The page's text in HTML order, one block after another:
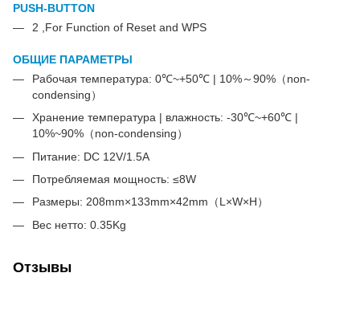
PUSH-BUTTON
2 ,For Function of Reset and WPS
ОБЩИЕ ПАРАМЕТРЫ
Рабочая температура: 0℃~+50℃ | 10%～90%（non-
condensing）
Хранение температура | влажность: -30℃~+60℃ |
10%~90%（non-condensing）
Питание: DC 12V/1.5A
Потребляемая мощность: ≤8W
Размеры: 208mm×133mm×42mm（L×W×H）
Вес нетто: 0.35Kg
Отзывы